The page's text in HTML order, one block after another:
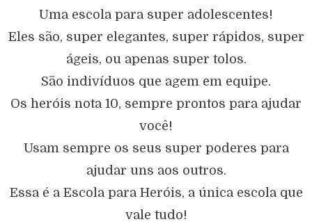
Uma escola para super adolescentes!
Eles são, super elegantes, super rápidos, super
ágeis, ou apenas super tolos.
São indivíduos que agem em equipe.
Os heróis nota 10, sempre prontos para ajudar
você!
Usam sempre os seus super poderes para
ajudar uns aos outros.
Essa é a Escola para Heróis, a única escola que
vale tudo!